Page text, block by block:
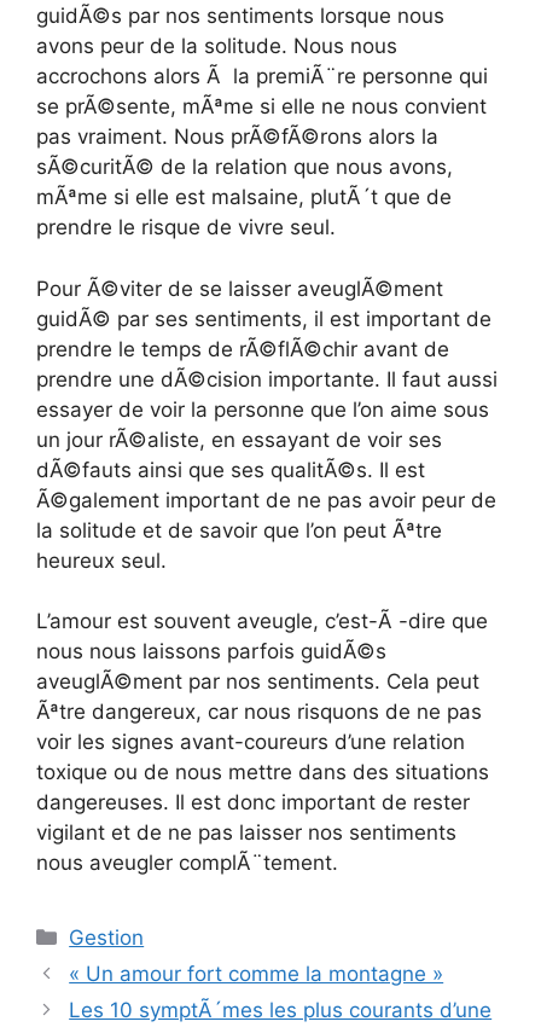
guidÃ©s par nos sentiments lorsque nous
avons peur de la solitude. Nous nous
accrochons alors Ã la premiÃ¨re personne qui
se prÃ©sente, mÃªme si elle ne nous convient
pas vraiment. Nous prÃ©fÃ©rons alors la
sÃ©curitÃ© de la relation que nous avons,
mÃªme si elle est malsaine, plutÃ´t que de
prendre le risque de vivre seul.
Pour Ã©viter de se laisser aveuglÃ©ment
guidÃ© par ses sentiments, il est important de
prendre le temps de rÃ©flÃ©chir avant de
prendre une dÃ©cision importante. Il faut aussi
essayer de voir la personne que l’on aime sous
un jour rÃ©aliste, en essayant de voir ses
dÃ©fauts ainsi que ses qualitÃ©s. Il est
Ã©galement important de ne pas avoir peur de
la solitude et de savoir que l’on peut Ãªtre
heureux seul.
L’amour est souvent aveugle, c’est-Ã -dire que
nous nous laissons parfois guidÃ©s
aveuglÃ©ment par nos sentiments. Cela peut
Ãªtre dangereux, car nous risquons de ne pas
voir les signes avant-coureurs d’une relation
toxique ou de nous mettre dans des situations
dangereuses. Il est donc important de rester
vigilant et de ne pas laisser nos sentiments
nous aveugler complÃ¨tement.
Catégories
Gestion
« Un amour fort comme la montagne »
Les 10 symptÃ´mes les plus courants d’une